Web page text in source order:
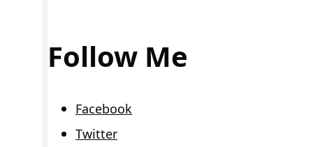
Follow Me
Facebook
Twitter